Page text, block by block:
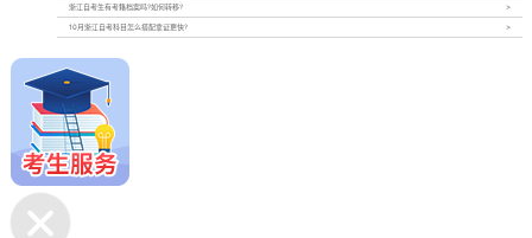
浙江自考生有考籍档案吗?如何转移?
10月浙江自考科目怎么搭配拿证更快?